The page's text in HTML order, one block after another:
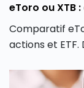
eToro ou XTB
Comparatif
actions et